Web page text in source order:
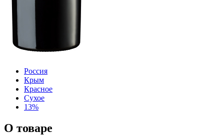
Россия
Крым
Красное
Сухое
13%
О товаре